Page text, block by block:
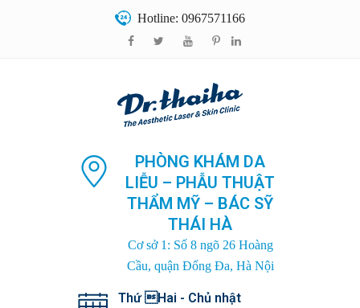
Hotline: 0967571166
PHÒNG KHÁM DA
LIỄU – PHẪU THUẬT
THẨM MỸ – BÁC SỸ
THÁI HÀ
Cơ sở 1: Số 8 ngõ 26 Hoàng
Cầu, quận Đống Đa, Hà Nội
Thứ Hai - Chủ nhật